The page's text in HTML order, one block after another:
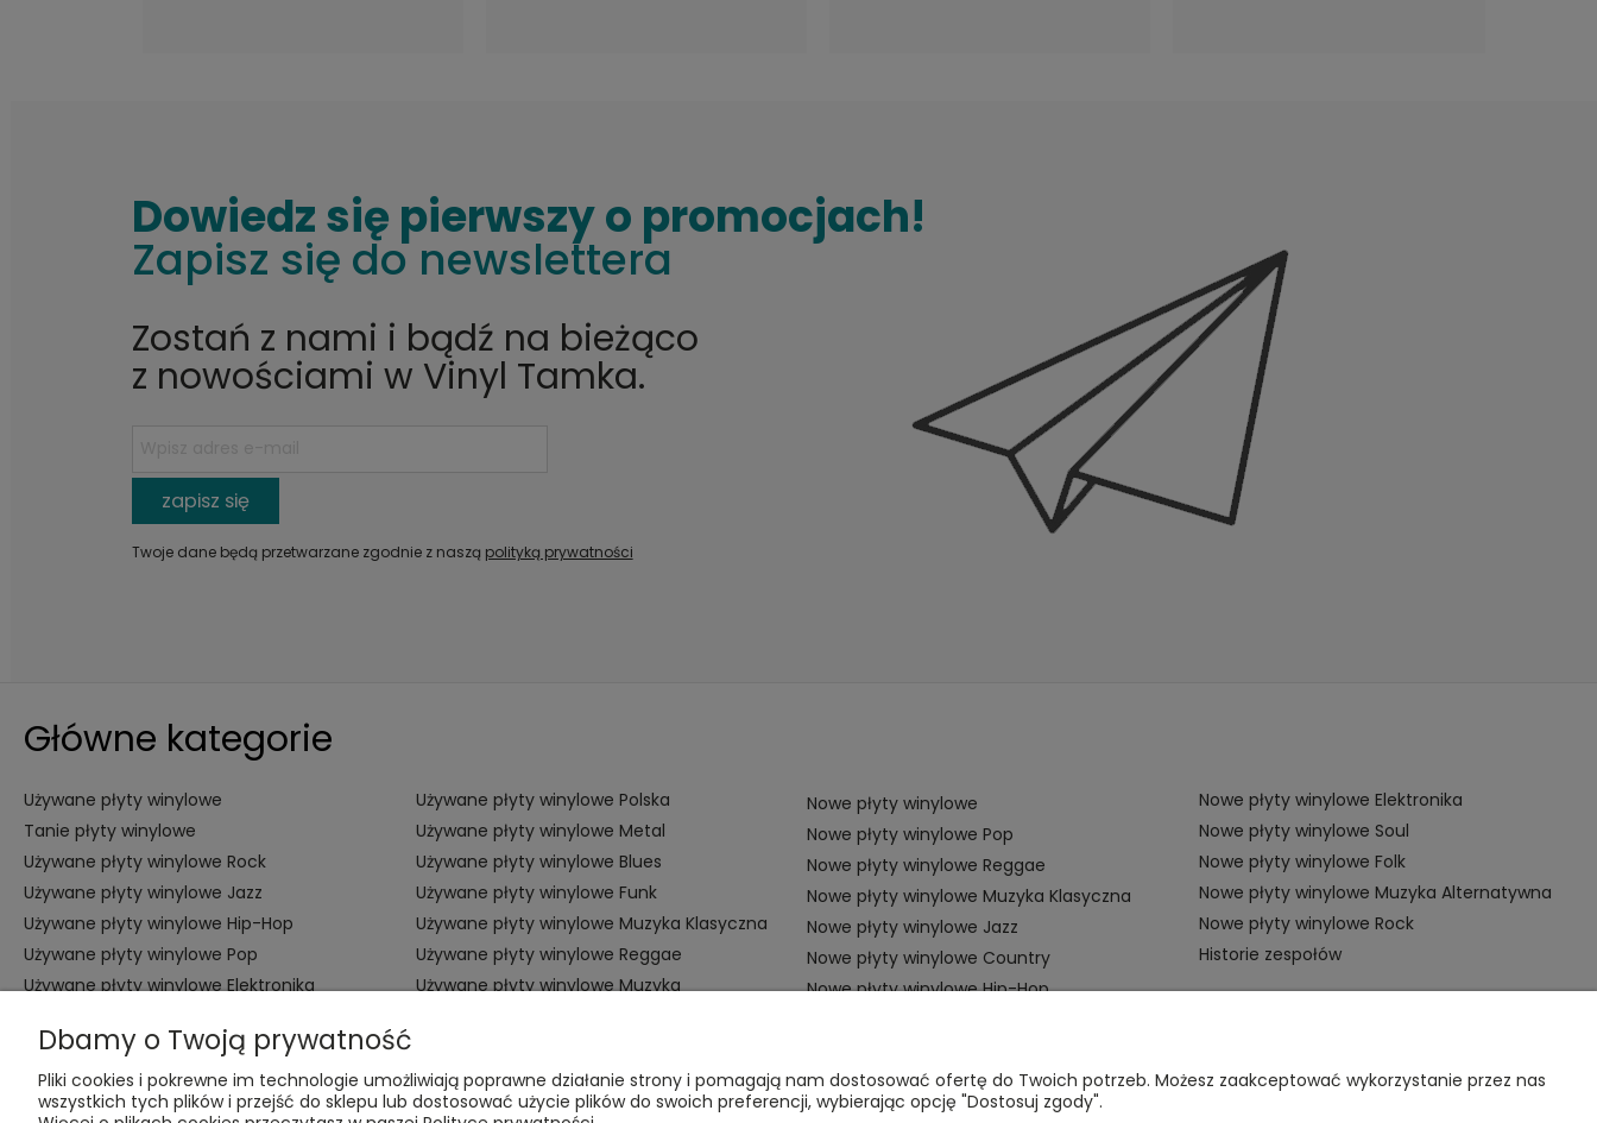
Dowiedz się pierwszy o promocjach!
Zapisz się do newslettera
Zostań z nami i bądź na bieżąco
z nowościami w Vinyl Tamka.
zapisz się
Twoje dane będą przetwarzane zgodnie z naszą polityką prywatności
Główne kategorie
Używane płyty winylowe
Tanie płyty winylowe
Używane płyty winylowe Rock
Używane płyty winylowe Jazz
Używane płyty winylowe Hip-Hop
Używane płyty winylowe Pop
Używane płyty winylowe Elektronika
Używane płyty winylowe Polska
Używane płyty winylowe Metal
Używane płyty winylowe Blues
Używane płyty winylowe Funk
Używane płyty winylowe Muzyka Klasyczna
Używane płyty winylowe Reggae
Używane płyty winylowe Muzyka
Nowe płyty winylowe
Nowe płyty winylowe Pop
Nowe płyty winylowe Reggae
Nowe płyty winylowe Muzyka Klasyczna
Nowe płyty winylowe Jazz
Nowe płyty winylowe Country
Nowe płyty winylowe Hip-Hop
Nowe płyty winylowe Elektronika
Nowe płyty winylowe Soul
Nowe płyty winylowe Folk
Nowe płyty winylowe Muzyka Alternatywna
Nowe płyty winylowe Rock
Historie zespołów
ZAMÓWIENIA POMOC VINYL TAMKA
Dbamy o Twoją prywatność
Pliki cookies i pokrewne im technologie umożliwiają poprawne działanie strony i pomagają nam dostosować ofertę do Twoich potrzeb. Możesz zaakceptować wykorzystanie przez nas
wszystkich tych plików i przejść do sklepu lub dostosować użycie plików do swoich preferencji, wybierając opcję "Dostosuj zgody".